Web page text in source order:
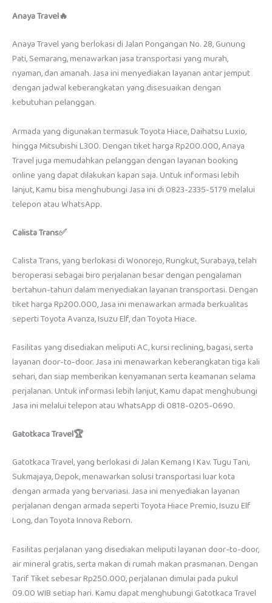
Anaya Travel🔥
Anaya Travel yang berlokasi di Jalan Pongangan No. 28, Gunung
Pati, Semarang, menawarkan jasa transportasi yang murah,
nyaman, dan amanah. Jasa ini menyediakan layanan antar jemput
dengan jadwal keberangkatan yang disesuaikan dengan
kebutuhan pelanggan.
Armada yang digunakan termasuk Toyota Hiace, Daihatsu Luxio,
hingga Mitsubishi L300. Dengan tiket harga Rp200.000, Anaya
Travel juga memudahkan pelanggan dengan layanan booking
online yang dapat dilakukan kapan saja. Untuk informasi lebih
lanjut, Kamu bisa menghubungi Jasa ini di 0823-2335-5179 melalui
telepon atau WhatsApp.
Calista Trans✅
Calista Trans, yang berlokasi di Wonorejo, Rungkut, Surabaya, telah
beroperasi sebagai biro perjalanan besar dengan pengalaman
bertahun-tahun dalam menyediakan layanan transportasi. Dengan
tiket harga Rp200.000, Jasa ini menawarkan armada berkualitas
seperti Toyota Avanza, Isuzu Elf, dan Toyota Hiace.
Fasilitas yang disediakan meliputi AC, kursi reclining, bagasi, serta
layanan door-to-door. Jasa ini menawarkan keberangkatan tiga kali
sehari, dan siap memberikan kenyamanan serta keamanan selama
perjalanan. Untuk informasi lebih lanjut, Kamu dapat menghubungi
Jasa ini melalui telepon atau WhatsApp di 0818-0205-0690.
Gatotkaca Travel🏆
Gatotkaca Travel, yang berlokasi di Jalan Kemang I Kav. Tugu Tani,
Sukmajaya, Depok, menawarkan solusi transportasi luar kota
dengan armada yang bervariasi. Jasa ini menyediakan layanan
perjalanan dengan armada seperti Toyota Hiace Premio, Isuzu Elf
Long, dan Toyota Innova Reborn.
Fasilitas perjalanan yang disediakan meliputi layanan door-to-door,
air mineral gratis, serta makan di rumah makan prasmanan. Dengan
Tarif Tiket sebesar Rp250.000, perjalanan dimulai pada pukul
09.00 WIB setiap hari. Kamu dapat menghubungi Gatotkaca Travel